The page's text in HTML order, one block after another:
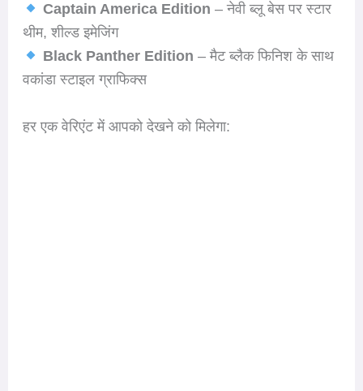
Captain America Edition – नेवी ब्लू बेस पर स्टार
थीम, शील्ड इमेजिंग
Black Panther Edition – मैट ब्लैक फिनिश के साथ
वकांडा स्टाइल ग्राफिक्स
हर एक वेरिएंट में आपको देखने को मिलेगा: